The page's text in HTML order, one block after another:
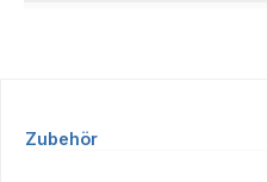
Produktgalerie überspringen
Zubehör